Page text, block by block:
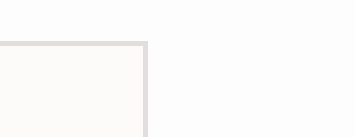
はありません。
務委託の目的で委託す